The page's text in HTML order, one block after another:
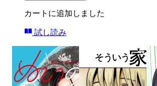
カートに追加しました
試し読み